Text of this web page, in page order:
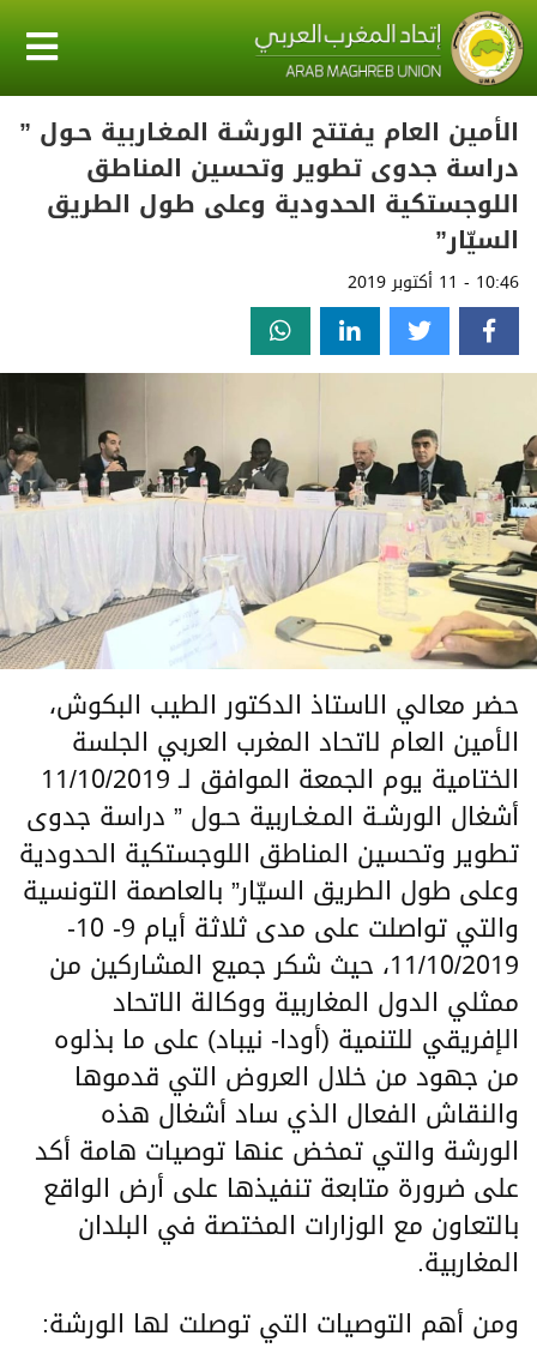
الأمين العام يفتتح الورشـة المـغـاربية حـول ”
دراسة جدوى تطوير وتحسين المناطق
اللوجستكية الحدودية وعلى طول الطريق
السيّار”
10:46 - 11 أكتوبر 2019
حضر معالي الاستاذ الدكتور الطيب البكوش،
الأمين العام لاتحاد المغرب العربي الجلسة
الختامية يوم الجمعة الموافق لـ 11/10/2019
أشغال الورشـة المـغـاربية حـول ” دراسة جدوى
تطوير وتحسين المناطق اللوجستكية الحدودية
وعلى طول الطريق السيّار” بالعاصمة التونسية
والتي تواصلت على مدى ثلاثة أيام 9- 10-
11/10/2019، حيث شكر جميع المشاركين من
ممثلي الدول المغاربية ووكالة الاتحاد
الإفريقي للتنمية (أودا- نيباد) على ما بذلوه
من جهود من خلال العروض التي قدموها
والنقاش الفعال الذي ساد أشغال هذه
الورشة والتي تمخض عنها توصيات هامة أكد
على ضرورة متابعة تنفيذها على أرض الواقع
بالتعاون مع الوزارات المختصة في البلدان
المغاربية.
ومن أهم التوصيات التي توصلت لها الورشة: